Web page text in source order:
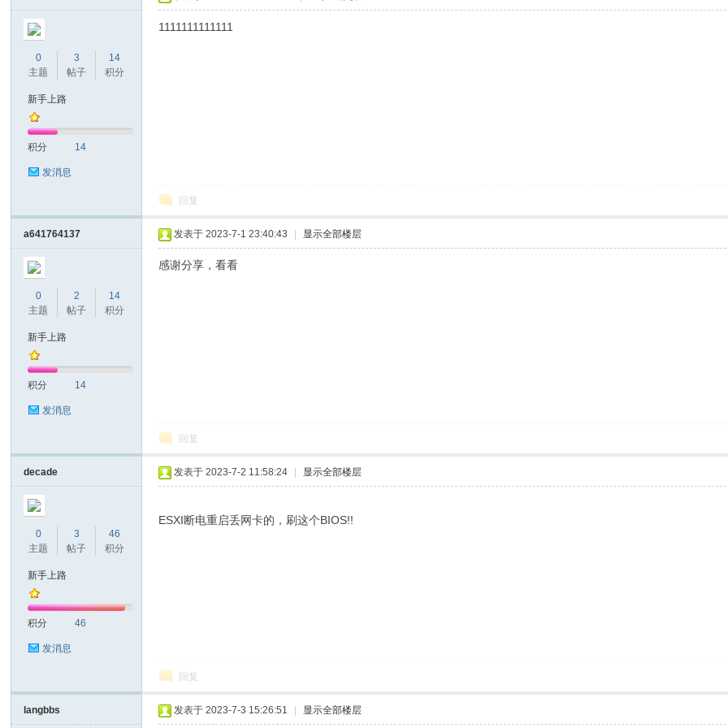
0
主题
3
帖子
14
积分
新手上路
积分 14
发消息
1111111111111
回复
a641764137
0
主题
2
帖子
14
积分
新手上路
积分 14
发消息
发表于 2023-7-1 23:40:43 显示全部楼层
感谢分享，看看
回复
decade
0
主题
3
帖子
46
积分
新手上路
积分 46
发消息
发表于 2023-7-2 11:58:24 显示全部楼层
ESXI断电重启丢网卡的，刷这个BIOS!!
回复
langbbs 发表于 2023-7-3 15:26:51 显示全部楼层